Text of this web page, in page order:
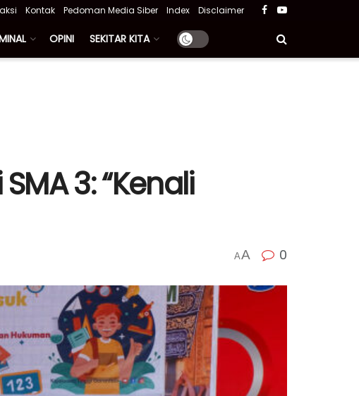
Kontak Pedoman Media Siber Index Disclaimer
OPINI SEKITAR KITA
3: “Kenali
AA 0